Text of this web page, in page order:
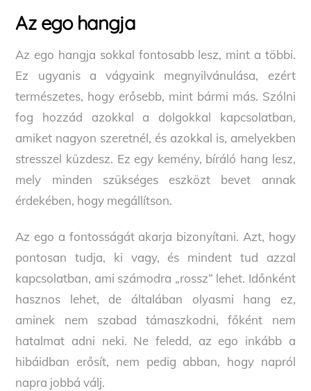
Az ego hangja
Az ego hangja sokkal fontosabb lesz, mint a többi.
Ez ugyanis a vágyaink megnyilvánulása, ezért
természetes, hogy erősebb, mint bármi más. Szólni
fog hozzád azokkal a dolgokkal kapcsolatban,
amiket nagyon szeretnél, és azokkal is, amelyekben
stresszel küzdesz. Ez egy kemény, bíráló hang lesz,
mely minden szükséges eszközt bevet annak
érdekében, hogy megállítson.
Az ego a fontosságát akarja bizonyítani. Azt, hogy
pontosan tudja, ki vagy, és mindent tud azzal
kapcsolatban, ami számodra „rossz” lehet. Időnként
hasznos lehet, de általában olyasmi hang ez,
aminek nem szabad támaszkodni, főként nem
hatalmat adni neki. Ne feledd, az ego inkább a
hibáidban erősít, nem pedig abban, hogy napról
napra jobbá válj.